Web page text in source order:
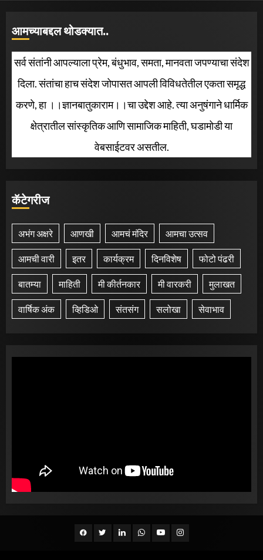
आमच्याबद्दल थोडक्यात..
सर्व संतांनी आपल्याला प्रेम, बंधुभाव, समता, मानवता जपण्याचा संदेश
दिला. संतांचा हाच संदेश जोपासत आपली विविधतेतील एकता समृद्ध
करणे, हा ।।ज्ञानबातुकाराम।।चा उद्देश आहे. त्या अनुषंगाने धार्मिक
क्षेत्रातील सांस्कृतिक आणि सामाजिक माहिती, घडामोडी या
वेबसाईटवर असतील.
कॅटेगरीज
अभंग अक्षरे आणखी आमचं मंदिर आमचा उत्सव
आमची वारी इतर कार्यक्रम दिनविशेष फोटो पंढरी
बातम्या माहिती मी कीर्तनकार मी वारकरी मुलाखत
वार्षिक अंक व्हिडिओ संतसंग सलोखा सेवाभाव
Facebook
TwitterLinkedinwhatsapp
YoutubeInstagram